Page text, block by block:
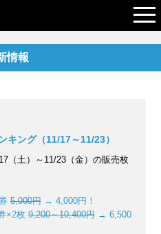
情報
ング（11/17～11/23）
（土）～11/23（金）の販売枚
5,000円→ 4,000円！
×2枚9,200～10,400円→ 6,500